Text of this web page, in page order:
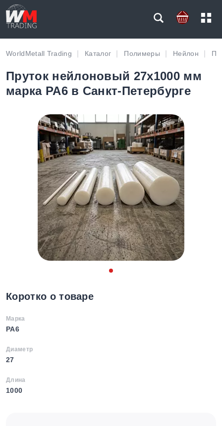
WorldMetall Trading Каталог Полимеры Нейлон
Пруток нейлоновый 27х1000 мм
марка PA6 в Санкт-Петербурге
Коротко о товаре
Марка
PA6
Диаметр
27
Длина
1000